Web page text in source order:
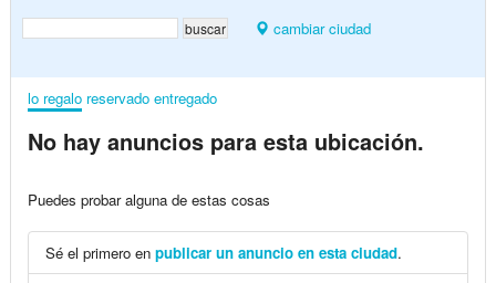
cambiar ciudad
lo regalo reservado entregado
No hay anuncios para esta ubicación.
Puedes probar alguna de estas cosas
Sé el primero en publicar un anuncio en esta ciudad.